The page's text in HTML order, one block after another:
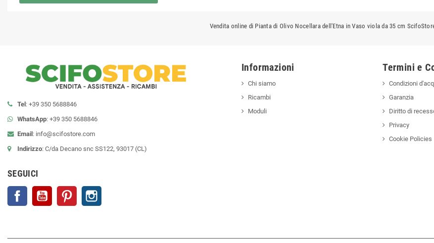
Vendita online di Pianta di Olivo Nocellara dell'Etna in Vaso viola da 35 cm
Tel: +39 350 5688846
WhatsApp: +39 350 5688846
Email: info@scifostore.com
Indirizzo: C/da Decano snc SS122, 93017 (CL)
SEGUICI
Facebook YouTube Pinterest
Informazioni
Chi siamo
Ricambi
Moduli
Termini e
Condizioni
Garanzia
Diritto di
Privacy
Cookie Policies